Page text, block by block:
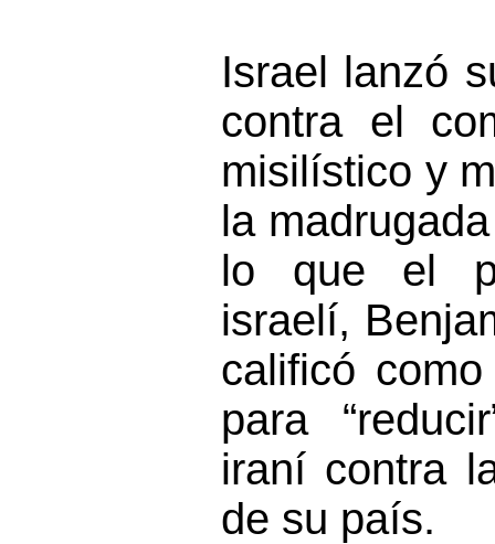
Israel lanzó
contra el
misilístico y
la
lo que el
israelí,
calificó
para
iraní contra
de su país.